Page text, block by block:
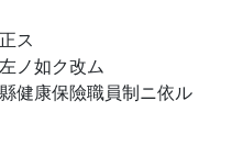
ス
ノ如ク改ム
健康保險職員制ニ依ル